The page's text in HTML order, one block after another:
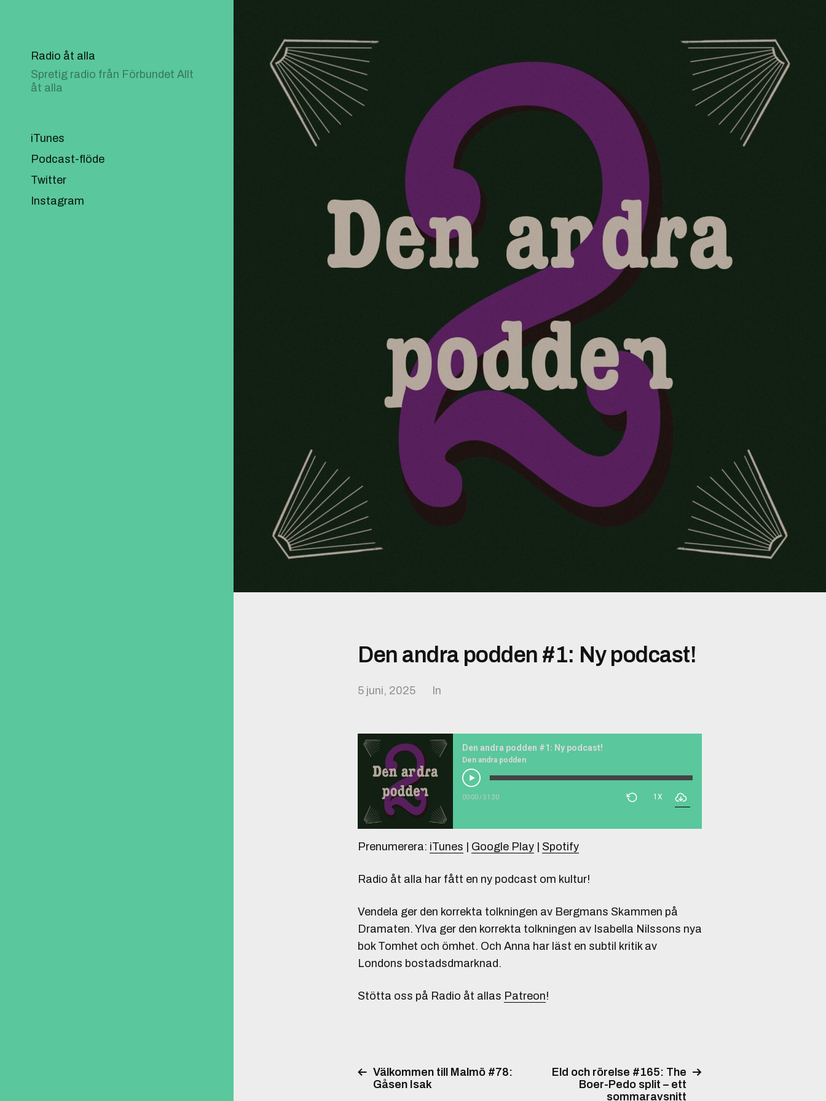
Radio åt alla
Spretig radio från Förbundet Allt
åt alla
iTunes
Podcast-flöde
Twitter
Instagram
Den andra podden #1: Ny podcast!
5 juni, 2025 In
Den andra podden #1: Ny podcast!
Den andra podden
00:00/51:30 1X
Prenumerera: iTunes Google Play Spotify
Radio åt alla har fått en ny podcast om kultur!
Vendela ger den korrekta tolkningen av Bergmans Skammen på
Dramaten. Ylva ger den korrekta tolkningen av Isabella Nilssons nya
bok Tomhet och ömhet. Och Anna har läst en subtil kritik av
Londons bostadsdmarknad.
Stötta oss på Radio åt allas Patreon!
Välkommen till Malmö #78:
Gåsen Isak
Eld och rörelse #165: The
Boer-Pedo split – ett
sommaravsnitt